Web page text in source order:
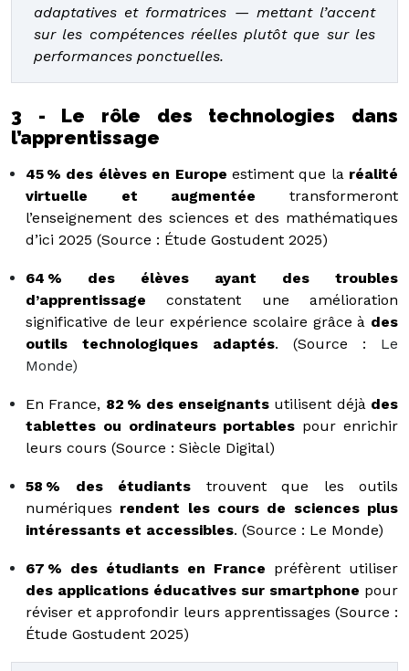
adaptatives et formatrices — mettant l’accent
sur les compétences réelles plutôt que sur les
performances ponctuelles.
3 - Le rôle des technologies dans
l’apprentissage
45 % des élèves en Europe estiment que la réalité
virtuelle et augmentée transformeront
l’enseignement des sciences et des mathématiques
d’ici 2025 (Source : Étude Gostudent 2025)
64 % des élèves ayant des troubles
d’apprentissage constatent une amélioration
significative de leur expérience scolaire grâce à des
outils technologiques adaptés. (Source : Le
Monde)
En France, 82 % des enseignants utilisent déjà des
tablettes ou ordinateurs portables pour enrichir
leurs cours (Source : Siècle Digital)
58 % des étudiants trouvent que les outils
numériques rendent les cours de sciences plus
intéressants et accessibles. (Source : Le Monde)
67 % des étudiants en France préfèrent utiliser
des applications éducatives sur smartphone pour
réviser et approfondir leurs apprentissages (Source :
Étude Gostudent 2025)